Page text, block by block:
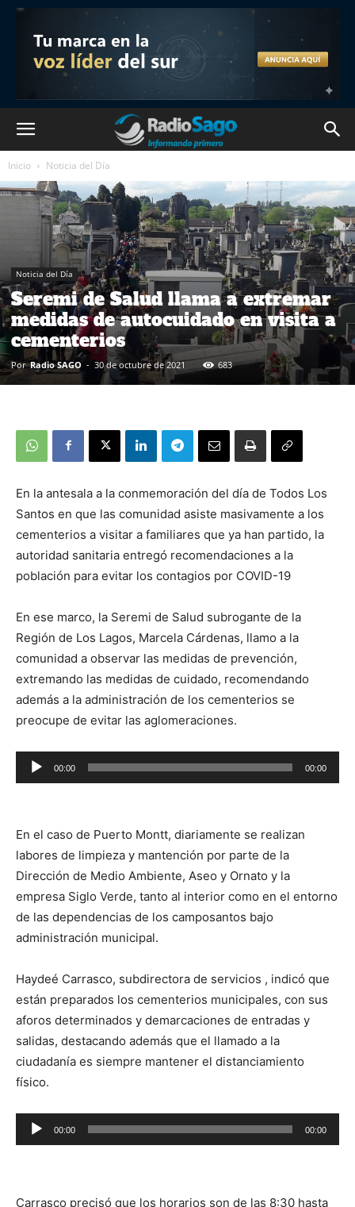
Inicio Noticia del Día
Noticia del Día
Seremi de Salud llama a extremar
medidas de autocuidado en visita a
cementerios
Por Radio SAGO - 30 de octubre de 2021 683
En la antesala a la conmemoración del día de Todos Los
Santos en que las comunidad asiste masivamente a los
cementerios a visitar a familiares que ya han partido, la
autoridad sanitaria entregó recomendaciones a la
población para evitar los contagios por COVID-19
En ese marco, la Seremi de Salud subrogante de la
Región de Los Lagos, Marcela Cárdenas, llamo a la
comunidad a observar las medidas de prevención,
extremando las medidas de cuidado, recomendando
además a la administración de los cementerios se
preocupe de evitar las aglomeraciones.
Reproductor
de
00:00 00:00
En el caso de Puerto Montt, diariamente se realizan
labores de limpieza y mantención por parte de la
Dirección de Medio Ambiente, Aseo y Ornato y la
empresa Siglo Verde, tanto al interior como en el entorno
de las dependencias de los camposantos bajo
administración municipal.
Haydeé Carrasco, subdirectora de servicios , indicó que
están preparados los cementerios municipales, con sus
aforos determinados y demarcaciones de entradas y
salidas, destacando además que el llamado a la
ciudadanía es siempre mantener el distanciamiento
físico.
Reproductor
de
00:00 00:00
Carrasco precisó que los horarios son de las 8:30 hasta